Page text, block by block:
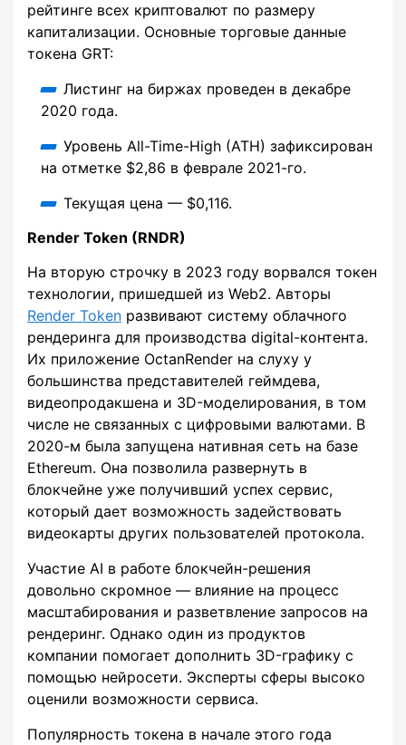
рейтинге всех криптовалют по размеру
капитализации. Основные торговые данные
токена GRT:
Листинг на биржах проведен в декабре
2020 года.
Уровень All-Time-High (ATH) зафиксирован
на отметке $2,86 в феврале 2021-го.
Текущая цена — $0,116.
Render Token (RNDR)
На вторую строчку в 2023 году ворвался токен
технологии, пришедшей из Web2. Авторы
Render Token развивают систему облачного
рендеринга для производства digital-контента.
Их приложение OctanRender на слуху у
большинства представителей геймдева,
видеопродакшена и 3D-моделирования, в том
числе не связанных с цифровыми валютами. В
2020-м была запущена нативная сеть на базе
Ethereum. Она позволила развернуть в
блокчейне уже получивший успех сервис,
который дает возможность задействовать
видеокарты других пользователей протокола.
Участие AI в работе блокчейн-решения
довольно скромное — влияние на процесс
масштабирования и разветвление запросов на
рендеринг. Однако один из продуктов
компании помогает дополнить 3D-графику с
помощью нейросети. Эксперты сферы высоко
оценили возможности сервиса.
Популярность токена в начале этого года